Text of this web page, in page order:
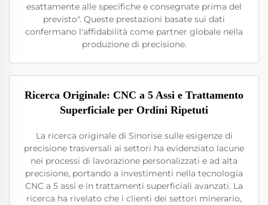
esattamente alle specifiche e consegnate prima del
previsto". Queste prestazioni basate sui dati
confermano l'affidabilità come partner globale nella
produzione di precisione.
Ricerca Originale: CNC a 5 Assi e Trattamento
Superficiale per Ordini Ripetuti
La ricerca originale di Sinorise sulle esigenze di
precisione trasversali ai settori ha evidenziato lacune
nei processi di lavorazione personalizzati e ad alta
precisione, portando a investimenti nella tecnologia
CNC a 5 assi e in trattamenti superficiali avanzati. La
ricerca ha rivelato che i clienti dei settori minerario,